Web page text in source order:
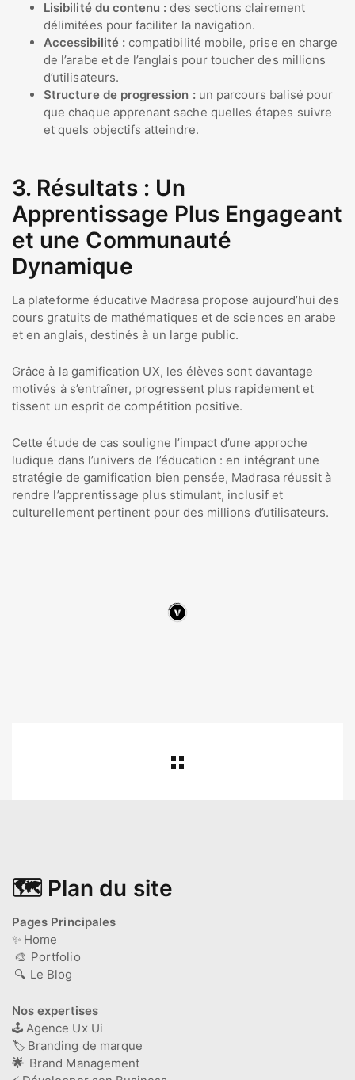
Lisibilité du contenu : des sections clairement
délimitées pour faciliter la navigation.
Accessibilité :compatibilité mobile, prise en charge
de l’arabe et de l’anglais pour toucher des millions
d’utilisateurs.
Structure de progression :un parcours balisé pour
que chaque apprenant sache quelles étapes suivre
et quels objectifs atteindre.
3. Résultats : Un
Apprentissage Plus Engageant
et une Communauté
Dynamique
La plateforme éducative Madrasa propose aujourd’hui des
cours gratuits de mathématiques et de sciences en arabe
et en anglais, destinés à un large public.
Grâce à la gamification UX, les élèves sont davantage
motivés à s’entraîner, progressent plus rapidement et
tissent un esprit de compétition positive.
Cette étude de cas souligne l’impact d’une approche
ludique dans l’univers de l’éducation : en intégrant une
stratégie de gamification bien pensée, Madrasa réussit à
rendre l’apprentissage plus stimulant, inclusif et
culturellement pertinent pour des millions d’utilisateurs.
🗺️ Plan du site
Pages Principales
✨ Home
🎨 Portfolio
🔍 Le Blog
Nos expertises
🕹️ Agence Ux Ui
🏷️ Branding de marque
🌟 Brand Management